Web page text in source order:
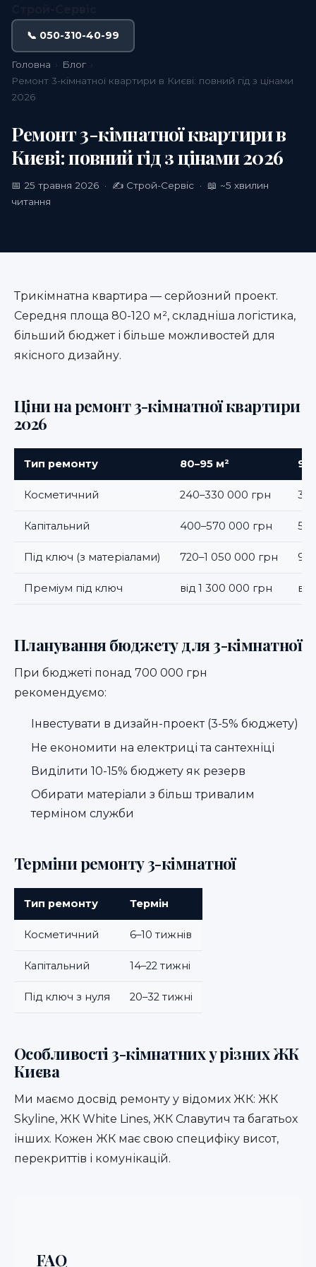
📞 050-310-40-99
Головна Блог
Ремонт 3-кімнатної квартири в Києві: повний гід з цінами
2026
Ремонт 3-кімнатної квартири в
Києві: повний гід з цінами 2026
📅 25 травня 2026 · ✍️ Строй-Сервіс · 📖 ~5 хвилин
читання
Трикімнатна квартира — серйозний проект.
Середня площа 80-120 м², складніша логістика,
більший бюджет і більше можливостей для
якісного дизайну.
Ціни на ремонт 3-кімнатної квартири
2026
Тип ремонту 80–95 м²
Косметичний 240–330 000 грн
Капітальний 400–570 000 грн
Під ключ (з матеріалами) 720–1 050 000 грн
Преміум під ключ від 1 300 000 грн
Планування бюджету для 3-кімнатної
При бюджеті понад 700 000 грн
рекомендуємо:
Інвестувати в дизайн-проект (3-5% бюджету)
Не економити на електриці та сантехніці
Виділити 10-15% бюджету як резерв
Обирати матеріали з більш тривалим
терміном служби
Терміни ремонту 3-кімнатної
Тип ремонту Термін
Косметичний 6–10 тижнів
Капітальний 14–22 тижні
Під ключ з нуля 20–32 тижні
Особливості 3-кімнатних у різних ЖК
Києва
Ми маємо досвід ремонту у відомих ЖК: ЖК
Skyline, ЖК White Lines, ЖК Славутич та багатьох
інших. Кожен ЖК має свою специфіку висот,
перекриттів і комунікацій.
FAQ